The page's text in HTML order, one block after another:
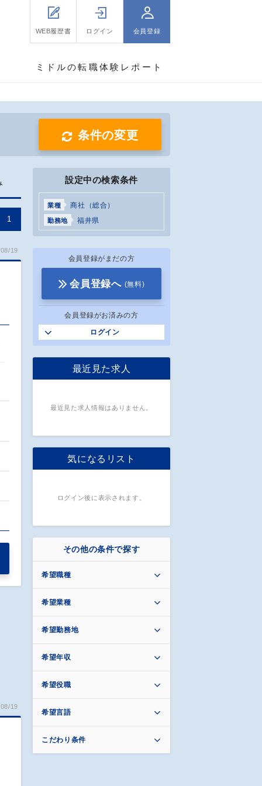
WEB履歴書 ログイン 会員登録
ミドルの転職体験レポート
条件の変更
1
19
19
設定中の検索条件
業種 商社（総合）
勤務地 福井県
会員登録がまだの方
会員登録へ (無料)
会員登録がお済みの方
ログイン
最近見た求人
最近見た求人情報はありません。
気になるリスト
ログイン後に表示されます。
その他の条件で探す
希望職種
希望業種
希望勤務地
希望年収
希望役職
希望言語
こだわり条件